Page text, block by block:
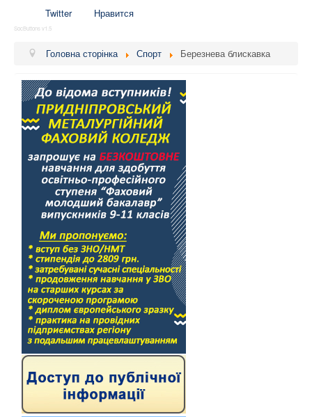
Twitter Нравится
SocButtons v1.5
Головна сторінка Спорт Березнева блискавка